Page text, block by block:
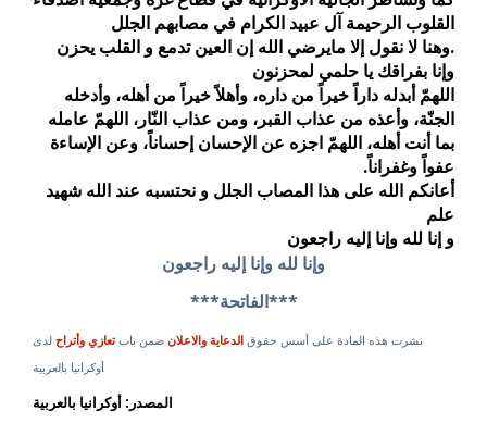
القلوب الرحيمة آل عبيد الكرام في مصابهم الجلل
.وهنا لا نقول إلا مايرضي الله إن العين تدمع و القلب يحزن
وإنا بفراقك يا حلمي لمحزنون
اللهمّ أبدله داراً خيراً من داره، وأهلاً خيراً من أهله، وأدخله
الجنّة، وأعذه من عذاب القبر، ومن عذاب النّار، اللهمّ عامله
بما أنت أهله، اللهمّ اجزه عن الإحسان إحساناً، وعن الإساءة
عفواً وغفراناً.
أعانكم الله على هذا المصاب الجلل و نحتسبه عند الله شهيد
علم
و إنا لله وإنا إليه راجعون
وإنا لله وإنا إليه راجعون
***الفاتحة***
نشرت هذه المادة على أسس حقوق الدعاية والاعلان ضمن بابتعازي وأتراح لدى
أوكرانيا بالعربية
المصدر: أوكرانيا بالعربية